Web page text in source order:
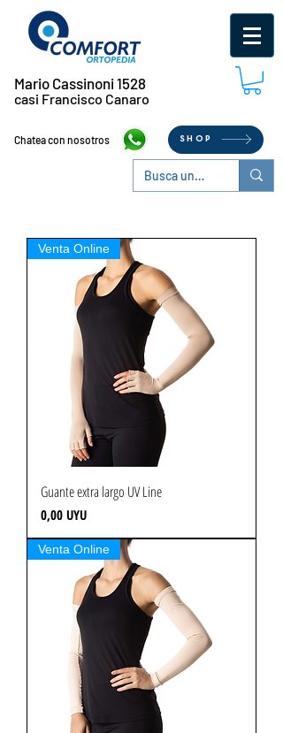
Mario Cassinoni 1528
casi Francisco Canaro
Chatea con nosotros SHOP
Venta Online
Guante extra largo UV Line
Precio
0,00 UYU
Venta Online